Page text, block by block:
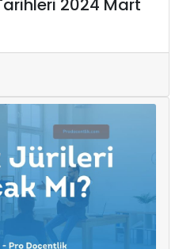
2024 Mart